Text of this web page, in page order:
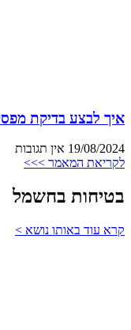
איך לבצע בדיקת
19/08/2024 אין תגובות
לקריאת המאמר >>>
בטיחות בחשמל
קרא עוד באותו נושא >